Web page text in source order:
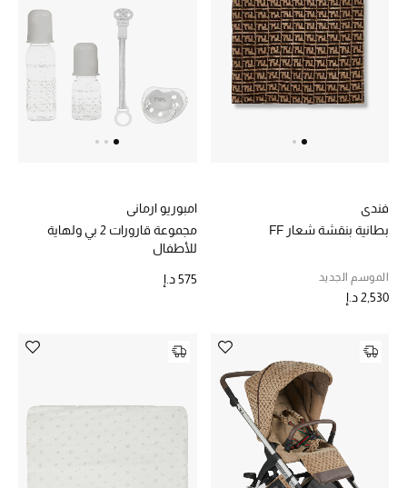
أبرز الحقائب
تسوقوا الحقائب
أحذية النسائية
تشكيلة الأحذية
أحذية للأطفال
أبرز المصممين
أحذية مختارة
فندي
بطانية بنقشة شعار FF
الموسم الجديد
2,530 د.إ
امبوريو ارماني
مجموعة قارورات 2 بي ولهاية
للأطفال
575 د.إ